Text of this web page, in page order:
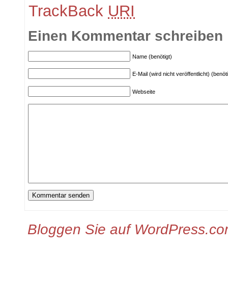
TrackBack URI
Einen Kommentar schreiben
Name (benötigt)
E-Mail (wird nicht veröffentlicht)
Webseite
Bloggen Sie auf